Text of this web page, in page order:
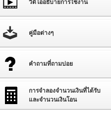
วิดีโออธิบายการใช้งาน
คู่มือต่างๆ
คำถามที่ถามบ่อย
การจำลองจำนวนเงินที่ได้รับ
และจำนวนเงินโอน